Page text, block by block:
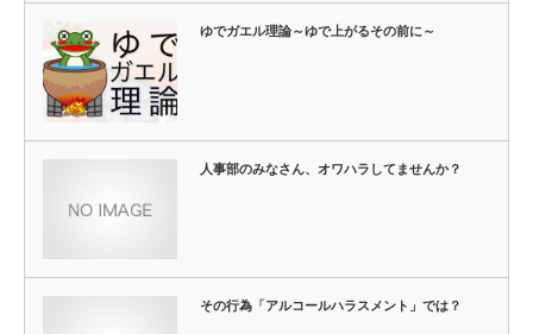
ゆでガエル理論～ゆで上がるその前に～
人事部のみなさん、オワハラしてませんか？
その行為「アルコールハラスメント」では？